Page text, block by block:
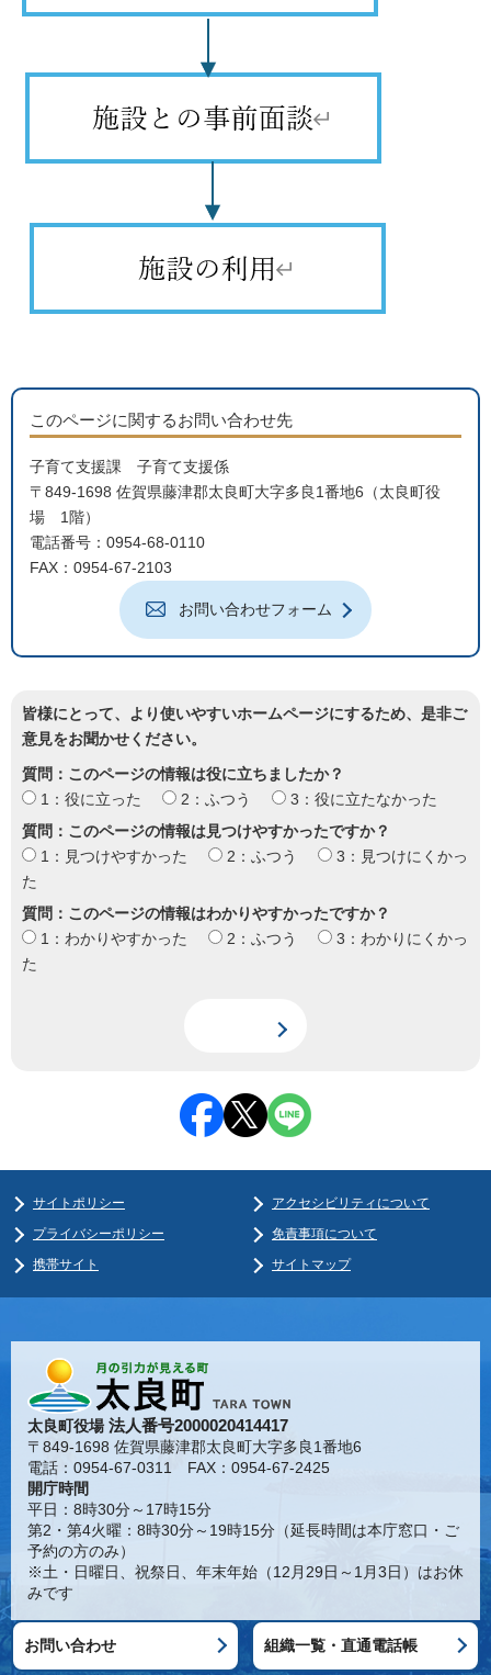
このページに関するお問い合わせ先
子育て支援課 子育て支援係
〒849-1698 佐賀県藤津郡太良町大字多良1番地6（太良町役
場 1階）
電話番号：0954-68-0110
FAX：0954-67-2103
お問い合わせフォーム
皆様にとって、より使いやすいホームページにするため、是非ご
意見をお聞かせください。
質問：このページの情報は役に立ちましたか？
1：役に立った
2：ふつう
3：役に立たなかった
質問：このページの情報は見つけやすかったですか？
1：見つけやすかった
2：ふつう
3：見つけにくかっ
た
質問：このページの情報はわかりやすかったですか？
1：わかりやすかった
2：ふつう
3：わかりにくかっ
た
サイトポリシー
アクセシビリティについて
プライバシーポリシー
免責事項について
携帯サイト
サイトマップ
太良町役場法人番号2000020414417
〒849-1698 佐賀県藤津郡太良町大字多良1番地6
電話：0954-67-0311 FAX：0954-67-2425
開庁時間
平日：8時30分～17時15分
第2・第4火曜：8時30分～19時15分（延長時間は本庁窓口・ご
予約の方のみ）
※土・日曜日、祝祭日、年末年始（12月29日～1月3日）はお休
みです
お問い合わせ 組織一覧・直通電話帳